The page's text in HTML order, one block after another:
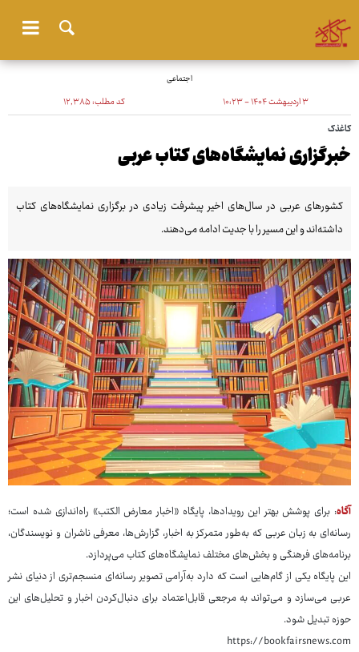
اجتماعی
۳ اردیبهشت ۱۴۰۴ - ۱۰:۲۳ کد مطلب:۱۲٬۳۸۵
کاغذک
خبرگزاری نمایشگاه‌های کتاب عربی
کشورهای عربی در سال‌های اخیر پیشرفت زیادی در برگزاری نمایشگاه‌های کتاب
داشته‌اند و این مسیر را با جدیت ادامه می‌دهند.
آگاه: برای پوشش بهتر این رویدادها، پایگاه «اخبار معارض الکتب» راه‌اندازی شده است؛
رسانه‌ای به زبان عربی که به‌طور متمرکز به اخبار، گزارش‌ها، معرفی ناشران و نویسندگان،
برنامه‌های فرهنگی و بخش‌های مختلف نمایشگاه‌های کتاب می‌پردازد.
این پایگاه یکی از گام‌هایی است که دارد به‌آرامی تصویر رسانه‌ای منسجم‌تری از دنیای نشر
عربی می‌سازد و می‌تواند به مرجعی قابل‌اعتماد برای دنبال‌کردن اخبار و تحلیل‌های این
حوزه تبدیل شود.
https://bookfairsnews.com